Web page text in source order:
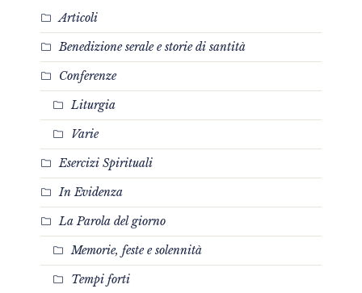
Articoli
Benedizione serale e storie di santità
Conferenze
Liturgia
Varie
Esercizi Spirituali
In Evidenza
La Parola del giorno
Memorie, feste e solennità
Tempi forti